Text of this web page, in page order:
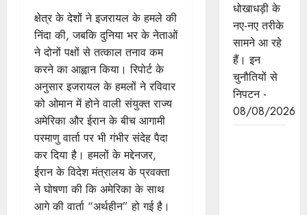
क्षेत्र के देशों ने इजरायल के हमले की
निंदा की, जबकि दुनिया भर के नेताओं
ने दोनों पक्षों से तत्काल तनाव कम
करने का आह्वान किया। रिपोर्ट के
अनुसार इजरायल के हमलों ने रविवार
को ओमान में होने वाली संयुक्त राज्य
अमेरिका और ईरान के बीच आगामी
परमाणु वार्ता पर भी गंभीर संदेह पैदा
कर दिया है। हमलों के मद्देनजर,
ईरान के विदेश मंत्रालय के प्रवक्ता
ने घोषणा की कि अमेरिका के साथ
आगे की वार्ता “अर्थहीन” हो गई है।
धोखाधड़ी के
नए-नए तरीके
सामने आ रहे
हैं। इन
चुनौतियों से
निपटन -
08/08/2026